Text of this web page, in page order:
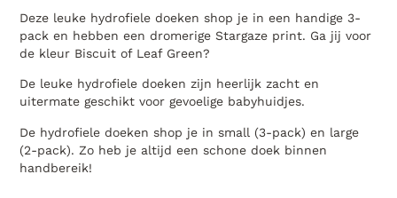
Deze leuke hydrofiele doeken shop je in een handige 3-
pack en hebben een dromerige Stargaze print. Ga jij voor
de kleur Biscuit of Leaf Green?
De leuke hydrofiele doeken zijn heerlijk zacht en
uitermate geschikt voor gevoelige babyhuidjes.
De hydrofiele doeken shop je in small (3-pack) en large
(2-pack). Zo heb je altijd een schone doek binnen
handbereik!